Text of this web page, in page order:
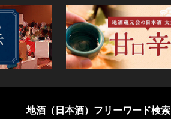
地酒（日本酒）フリーワード検索